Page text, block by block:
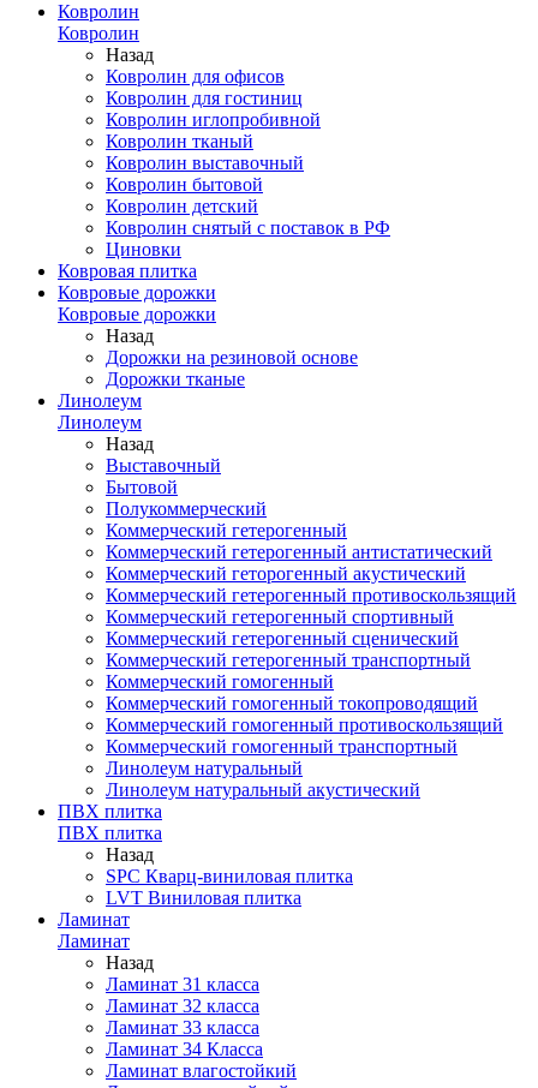
Ковролин
Ковролин
Назад
Ковролин для офисов
Ковролин для гостиниц
Ковролин иглопробивной
Ковролин тканый
Ковролин выставочный
Ковролин бытовой
Ковролин детский
Ковролин снятый с поставок в РФ
Циновки
Ковровая плитка
Ковровые дорожки
Ковровые дорожки
Назад
Дорожки на резиновой основе
Дорожки тканые
Линолеум
Линолеум
Назад
Выставочный
Бытовой
Полукоммерческий
Коммерческий гетерогенный
Коммерческий гетерогенный антистатический
Коммерческий геторогенный акустический
Коммерческий гетерогенный противоскользящий
Коммерческий гетерогенный спортивный
Коммерческий гетерогенный сценический
Коммерческий гетерогенный транспортный
Коммерческий гомогенный
Коммерческий гомогенный токопроводящий
Коммерческий гомогенный противоскользящий
Коммерческий гомогенный транспортный
Линолеум натуральный
Линолеум натуральный акустический
ПВХ плитка
ПВХ плитка
Назад
SPC Кварц-виниловая плитка
LVT Виниловая плитка
Ламинат
Ламинат
Назад
Ламинат 31 класса
Ламинат 32 класса
Ламинат 33 класса
Ламинат 34 Класса
Ламинат влагостойкий